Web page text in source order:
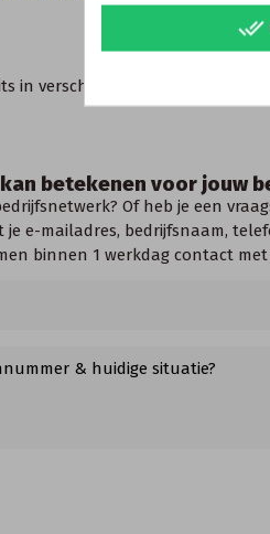
in verschillende landen
kan betekenen voor jouw
Of heb je een
e-mailadres, bedrijfsnaam,
binnen 1 werkdag contact met
done_all